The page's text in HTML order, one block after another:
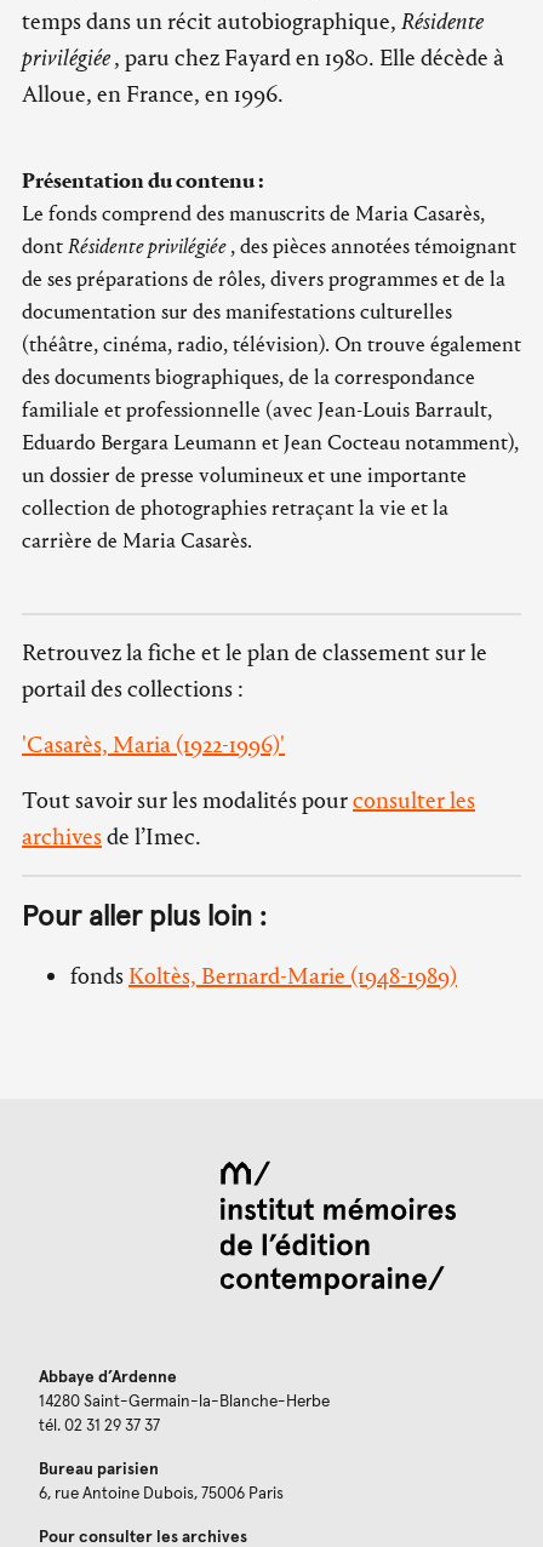
temps dans un récit autobiographique, Résidente
privilégiée, paru chez Fayard en 1980. Elle décède à
Alloue, en France, en 1996.
Présentation du contenu :
Le fonds comprend des manuscrits de Maria Casarès,
dontRésidente privilégiée, des pièces annotées témoignant
de ses préparations de rôles, divers programmes et de la
documentation sur des manifestations culturelles
(théâtre, cinéma, radio, télévision). On trouve également
des documents biographiques, de la correspondance
familiale et professionnelle (avec Jean-Louis Barrault,
Eduardo Bergara Leumann et Jean Cocteau notamment),
un dossier de presse volumineux et une importante
collection de photographies retraçant la vie et la
carrière de Maria Casarès.
Retrouvez la fiche et le plan de classement sur le
portail des collections :
'Casarès, Maria (1922-1996)'
Tout savoir sur les modalités pourconsulter les
archivesde l’Imec.
Pour aller plus loin :
fonds Koltès, Bernard-Marie (1948-1989)
Abbaye d’Ardenne
14280 Saint-Germain-la-Blanche-Herbe
tél. 02 31 29 37 37
Bureau parisien
6, rue Antoine Dubois, 75006 Paris
Pour consulter les archives